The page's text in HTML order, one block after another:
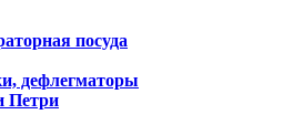
посуда
дефлегматоры
Петри